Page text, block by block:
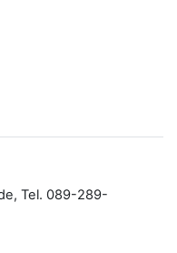
Tel. 089-289-